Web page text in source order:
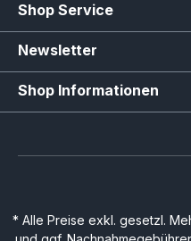
Shop Service
Newsletter
Shop Informationen
* Alle Preise exkl. gesetzl.